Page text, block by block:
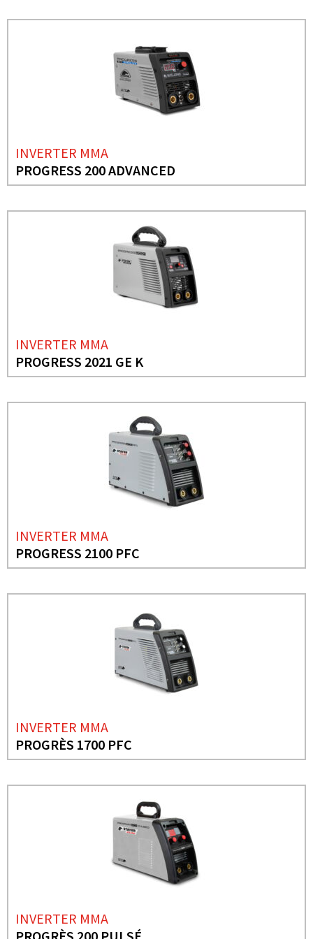
INVERTER MMA
PROGRESS 200 ADVANCED
INVERTER MMA
PROGRESS 2021 GE K
INVERTER MMA
PROGRESS 2100 PFC
INVERTER MMA
PROGRÈS 1700 PFC
INVERTER MMA